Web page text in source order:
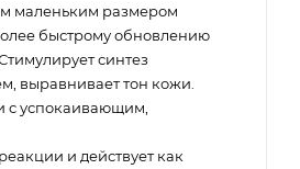
маленьким размером
быстрому обновлению
синтез
выравнивает тон кожи.
с успокаивающим,
и действует как